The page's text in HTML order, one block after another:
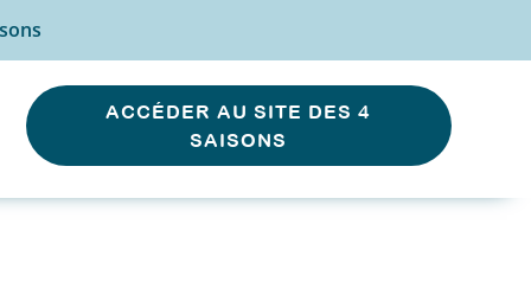
ACCÉDER AU SITE DES 4
SAISONS